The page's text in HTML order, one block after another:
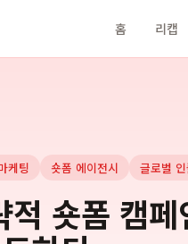
홈 리캡
케팅 숏폼 에이전시 글로벌
적 숏폼 캠